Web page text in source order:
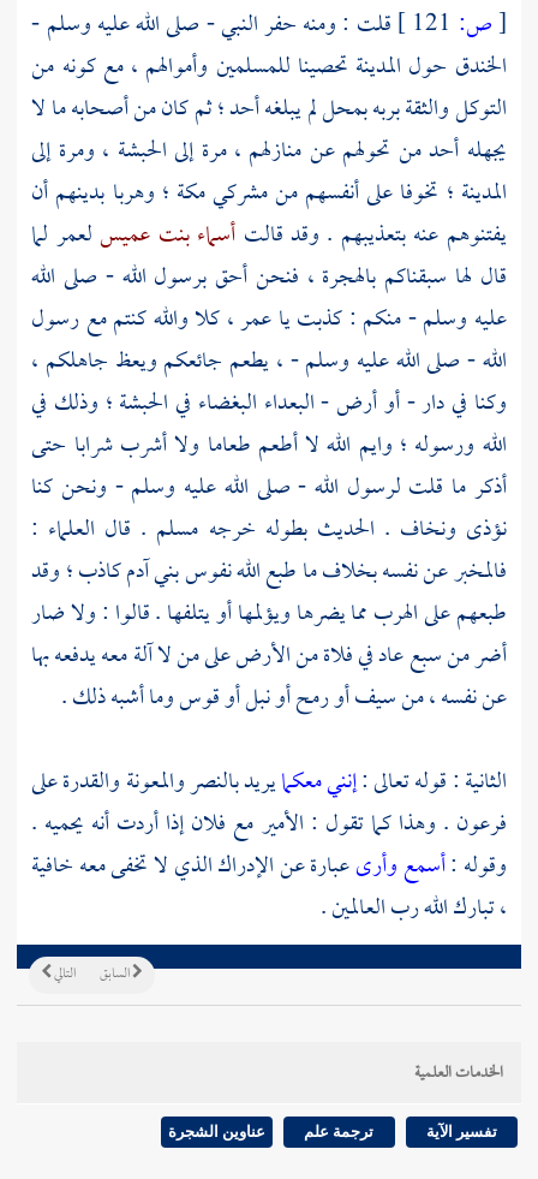
[ص:
قلت : ومنه حفر النبي - صلى الله عليه وسلم -
الخندق حول المدينة تحصينا للمسلمين وأموالهم ، مع كونه من
التوكل والثقة بربه بمحل لم يبلغه أحد ؛ ثم كان من أصحابه ما لا
يجهله أحد من تحولهم عن منازلهم ، مرة إلىالحبشة ، ومرة إلى
المدينة ؛ تخوفا على أنفسهم من مشركيمكة ؛ وهربا بدينهم أن
يفتنوهم عنه بتعذيبهم . وقد قالت أسماء بنت عميسلعمر لما
قال لها سبقناكم بالهجرة ، فنحن أحق برسول الله - صلى الله
عليه وسلم - منكم : كذبت ياعمر ،كلا والله كنتم مع رسول
الله - صلى الله عليه وسلم - ، يطعم جائعكم ويعظ جاهلكم ،
وكنا في دار - أو أرض - البعداء البغضاء فيالحبشة ؛ وذلك في
الله ورسوله ؛ وايم الله لا أطعم طعاما ولا أشرب شرابا حتى
أذكر ما قلت لرسول الله - صلى الله عليه وسلم - ونحن كنا
نؤذى ونخاف . الحديث بطوله خرجه مسلم . قال العلماء :
فالمخبر عن نفسه بخلاف ما طبع الله نفوس بني آدم كاذب ؛ وقد
طبعهم على الهرب مما يضرها ويؤلمها أو يتلفها . قالوا : ولا ضار
أضر من سبع عاد في فلاة من الأرض على من لا آلة معه يدفعه بها
عن نفسه ، من سيف أو رمح أو نبل أو قوس وما أشبه ذلك .
الثانية : قوله تعالى :إنني معكمايريد بالنصر والمعونة والقدرة على
فرعون . وهذا كما تقول : الأمير مع فلان إذا أردت أنه يحميه .
وقوله :أسمع وأرىعبارة عن الإدراك الذي لا تخفى معه خافية
، تبارك الله رب العالمين .
التالي السابق
الخدمات العلمية
تفسير الآية ترجمة علم عناوين الشجرة